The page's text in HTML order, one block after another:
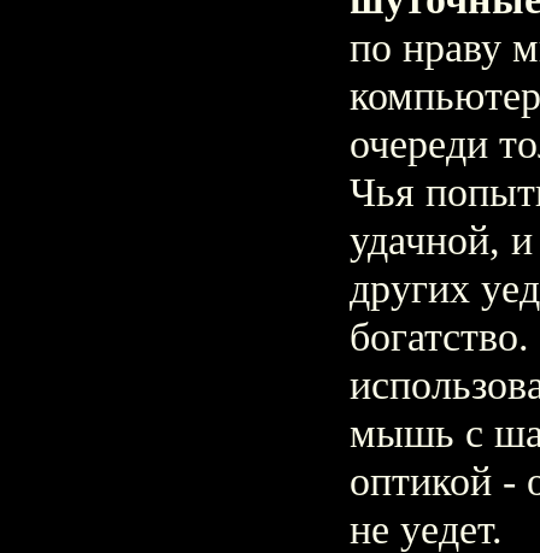
по нраву
очереди
Чья
удачной,
других
мышь с
оптикой -
не уедет.